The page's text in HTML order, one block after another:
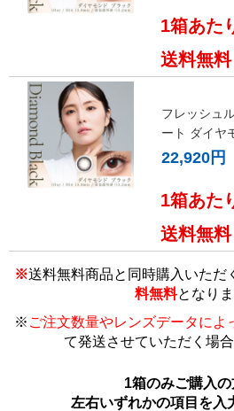
1箱あた
送料無料
フレッシュ
ート ダイヤ
22,920円
1箱あた
送料無料
※送料無料商品と同時購入いただ
料無料となりま
※ ご注文数量やレンズデータによ
て発送させていただく場
1箱のみご購入の
左右いずれかの項目を入